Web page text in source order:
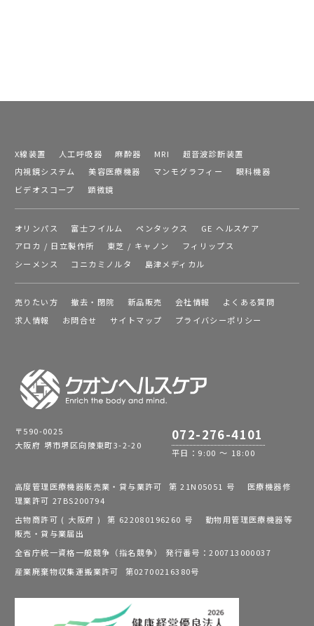
X線装置 人工呼吸器 麻酔器 MRI
超音波診断装置
内視鏡システム
美容医療機器 マンモグラフィー
眼科機器
ビデオスコープ
顕微鏡
オリンパス 富士フイルム ペンタックス
GE ヘルスケア
アロカ / 日立製作所
東芝 / キャノン
フィリップス
シーメンス
コニカミノルタ 島津メディカル
売りたい方 撤去・閉院 新品販売 会社情報
よくある質問
求人情報
お問合せ サイトマップ プライバシーポリシー
〒590-0025
大阪府 堺市堺区向陵東町3-2-20
072-276-4101
平日：9:00 ～ 18:00
高度管理医療機器販売業・貸与業許可 第 21N05051 号 医療機器修
理業許可 27BS200794
古物商許可 ( 大阪府 ) 第 622080196260 号 動物用管理医療機器等
販売・貸与業届出
全省庁統一資格一般競争（指名競争） 発行番号：200713000037
産業廃棄物収集運搬業許可 第02700216380号